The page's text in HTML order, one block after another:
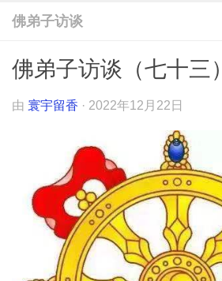
佛弟子访谈
佛弟子访谈（七十三）
由 寰宇留香 · 2022年12月22日